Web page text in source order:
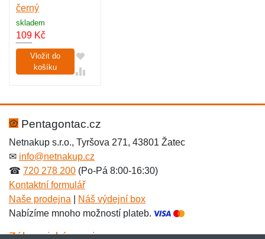
černý
skladem
109 Kč
Vložit do
košíku
Pentagontac.cz
Netnakup s.r.o., Tyršova 271, 43801 Žatec
✉ info@netnakup.cz
☎ 720 278 200 (Po-Pá 8:00-16:30)
Kontaktní formulář
Naše prodejna
Náš výdejní box
Nabízíme mnoho možností plateb.
Zákaznický servis